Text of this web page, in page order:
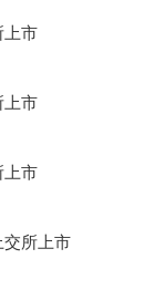
上市
上市
上市
交所上市